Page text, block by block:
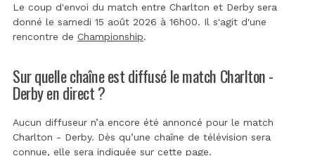
Le coup d'envoi du match entre Charlton et Derby sera
donné le samedi 15 août 2026 à 16h00. Il s'agit d'une
rencontre de Championship.
Sur quelle chaîne est diffusé le match Charlton -
Derby en direct ?
Aucun diffuseur n’a encore été annoncé pour le match
Charlton - Derby. Dès qu’une chaîne de télévision sera
connue, elle sera indiquée sur cette page.